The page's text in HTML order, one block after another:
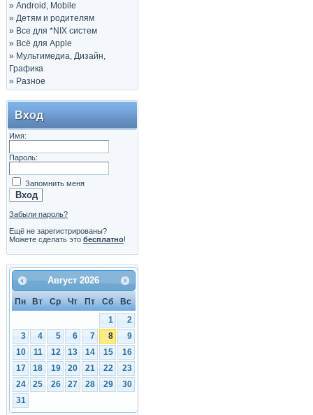
» Android, Mobile
» Детям и родителям
» Все для *NIX систем
» Всё для Apple
» Мультимедиа, Дизайн,
Графика
» Разное
Вход
Имя:
Пароль:
Запомнить меня
Забыли пароль?
Ещё не зарегистрированы?
Можете сделать это бесплатно!
Август 2026
Пн Вт Ср Чт Пт Сб
Вс
1
2
3
4 5 6 7 8
9
10
11 12 13 14 15
16
17
18 19 20 21 22
23
24
25 26 27 28 29
30
31